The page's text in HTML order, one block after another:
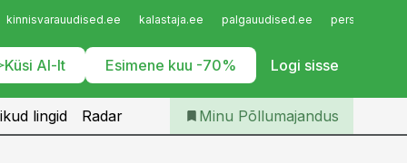
kinnisvarauudised.ee kalastaja.ee palgauudised.ee
Küsi AI-lt Esimene kuu -70% Logi sisse
Iseteenindus
Telli Põllumajandus
lingid Radar Minu Põllumajandus